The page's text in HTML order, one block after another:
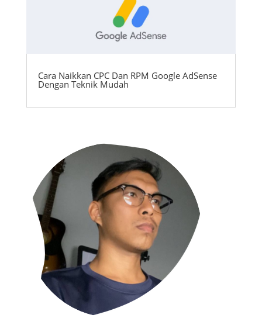
Cara Naikkan CPC Dan RPM Google AdSense
Dengan Teknik Mudah